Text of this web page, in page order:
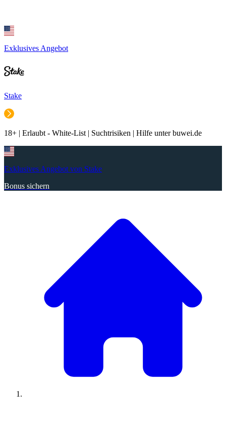
Exklusives Angebot
Stake
18+ | Erlaubt - White-List | Suchtrisiken | Hilfe unter buwei.de
Exklusives Angebot von Stake
Bonus sichern